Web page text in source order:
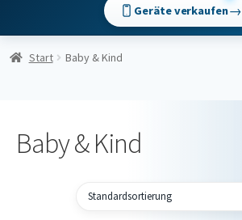
Geräte verkaufen→
Start Baby & Kind
Baby & Kind